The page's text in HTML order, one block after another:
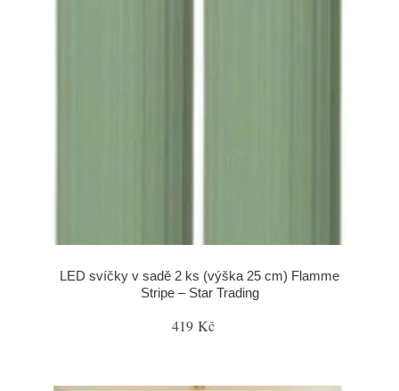
LED svíčky v sadě 2 ks (výška 25 cm) Flamme
Stripe – Star Trading
419 Kč